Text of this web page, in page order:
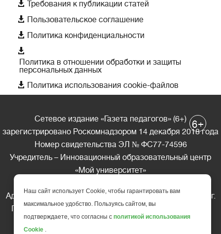
 Требования к публикации статей
 Пользовательское соглашение
 Политика конфиденциальности

Политика в отношении обработки и защиты
персональных данных
 Политика использования cookie-файлов
Сетевое издание «Газета педагогов» (6+)
зарегистрировано Роскомнадзором 14 декабря 2018 года
Номер свидетельства ЭЛ № ФС77-74596
Учредитель – Инновационный образовательный центр
«Мой университет»
Адрес редакции: 185035 Россия, Республика Карелия, г.
Петрозаводск, ул. Фридриха Энгельса д.10, офис 211
Телефон редакции: +7 (499) 685-10-45
6+
Наш сайт использует Cookie, чтобы гарантировать вам
максимальное удобство. Пользуясь сайтом, вы
подтверждаете, что согласны с политикой использования
Cookie .